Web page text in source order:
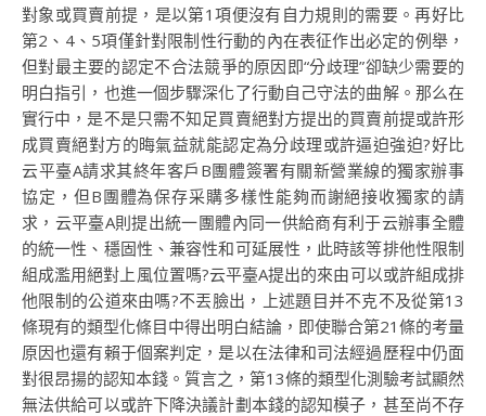
對象或買賣前提，是以第1項便沒有自力規則的需要。再好比
第2、4、5項僅針對限制性行動的內在表征作出必定的例舉，
但對最主要的認定不合法競爭的原因即“分歧理”卻缺少需要的
明白指引，也進一個步驟深化了行動自己守法的曲解。那么在
實行中，是不是只需不知足買賣絕對方提出的買賣前提或許形
成買賣絕對方的晦氣益就能認定為分歧理或許逼迫強迫?好比
云平臺A請求其終年客戶B團體簽署有關新營業線的獨家辦事
協定，但B團體為保存采購多樣性能夠而謝絕接收獨家的請
求，云平臺A則提出統一團體內同一供給商有利于云辦事全體
的統一性、穩固性、兼容性和可延展性，此時該等排他性限制
組成濫用絕對上風位置嗎?云平臺A提出的來由可以或許組成排
他限制的公道來由嗎?不丟臉出，上述題目并不克不及從第13
條現有的類型化條目中得出明白結論，即使聯合第21條的考量
原因也還有賴于個案判定，是以在法律和司法經過歷程中仍面
對很昂揚的認知本錢。質言之，第13條的類型化測驗考試顯然
無法供給可以或許下降決議計劃本錢的認知模子，甚至尚不存